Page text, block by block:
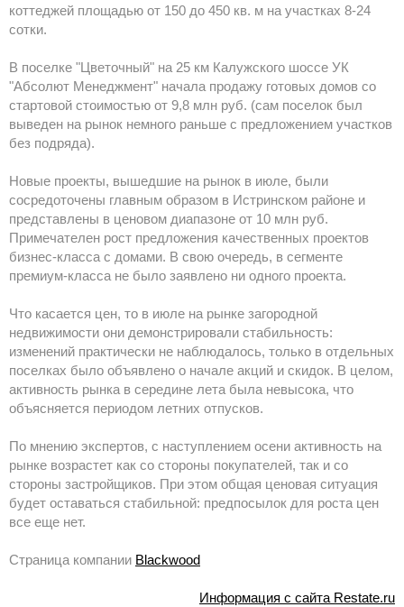
коттеджей площадью от 150 до 450 кв. м на участках 8-24
сотки.
В поселке "Цветочный" на 25 км Калужского шоссе УК
"Абсолют Менеджмент" начала продажу готовых домов со
стартовой стоимостью от 9,8 млн руб. (сам поселок был
выведен на рынок немного раньше с предложением участков
без подряда).
Новые проекты, вышедшие на рынок в июле, были
сосредоточены главным образом в Истринском районе и
представлены в ценовом диапазоне от 10 млн руб.
Примечателен рост предложения качественных проектов
бизнес-класса с домами. В свою очередь, в сегменте
премиум-класса не было заявлено ни одного проекта.
Что касается цен, то в июле на рынке загородной
недвижимости они демонстрировали стабильность:
изменений практически не наблюдалось, только в отдельных
поселках было объявлено о начале акций и скидок. В целом,
активность рынка в середине лета была невысока, что
объясняется периодом летних отпусков.
По мнению экспертов, с наступлением осени активность на
рынке возрастет как со стороны покупателей, так и со
стороны застройщиков. При этом общая ценовая ситуация
будет оставаться стабильной: предпосылок для роста цен
все еще нет.
Страница компании Blackwood
Информация с сайта Restate.ru